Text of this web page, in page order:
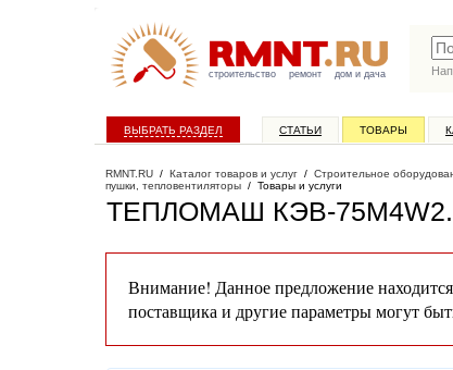
строительство ремонт дом и дача
ВЫБРАТЬ РАЗДЕЛ СТАТЬИ ТОВАРЫ
RMNT.RU / Каталог товаров и услуг / Строительное
пушки, тепловентиляторы / Товары и услуги
ТЕПЛОМАШ КЭВ-75М4W2
Внимание! Данное предложение
поставщика и другие параметры могут